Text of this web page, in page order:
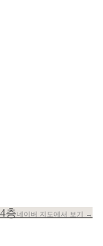
층네이버 지도에서 보기 →